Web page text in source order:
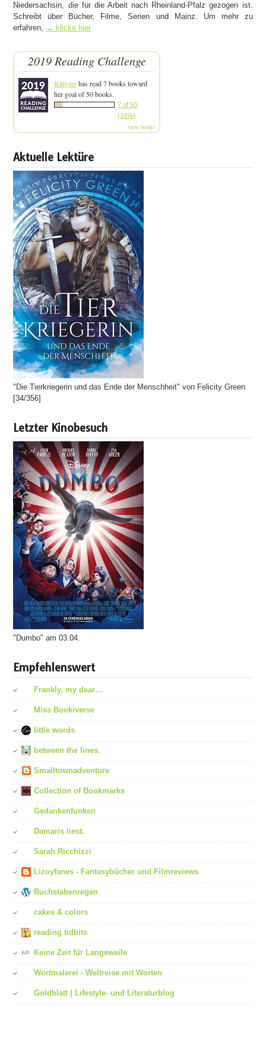
Niedersachsin, die für die Arbeit nach Rheinland-Pfalz gezogen ist.
Schreibt über Bücher, Filme, Serien und Mainz. Um mehr zu
erfahren, → klicke hier
2019 Reading Challenge
Kittyzerhas read 7 books toward
her goal of 50 books.
7 of 50
(14%)
view books
Aktuelle Lektüre
"Die Tierkriegerin und das Ende der Menschheit" von Felicity Green
[34/356]
Letzter Kinobesuch
"Dumbo" am 03.04.
Empfehlenswert
Frankly, my dear…
Miss Bookiverse
little words
between the lines.
Smalltownadventure
Collection of Bookmarks
Gedankenfunken
Damaris liest.
Sarah Ricchizzi
Lizoyfanes - Fantasybücher und Filmreviews
Buchstabenregen
cakes & colors
reading tidbits
Keine Zeit für Langeweile
Wortmalerei - Weltreise mit Worten
Goldblatt | Lifestyle- und Literaturblog